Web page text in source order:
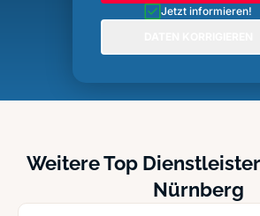
Jetzt informieren!
Weitere Top
Nürnberg